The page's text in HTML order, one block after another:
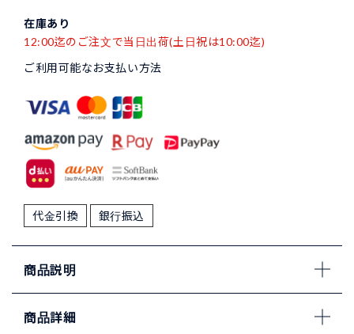
在庫あり
12:00迄のご注文で当日出荷(土日祝は10:00迄)
ご利用可能なお支払い方法
代金引換 銀行振込
商品説明
商品詳細